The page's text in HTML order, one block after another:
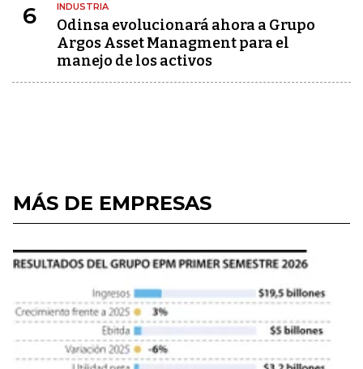
6 INDUSTRIA
Odinsa evolucionará ahora a Grupo
Argos Asset Managment para el
manejo de los activos
MÁS DE EMPRESAS